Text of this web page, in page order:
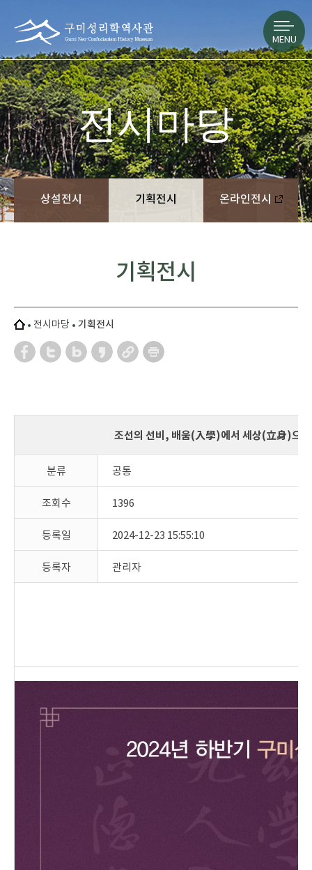
MENU
전시마당
상설전시 기획전시 온라인전시
전시마당 기획전시
기획전시
조선의 선비, 배움(入學)에서 세상(立身)으로
분류 공통
조회수 1396
등록일 2024-12-23 15:55:10
등록자 관리자